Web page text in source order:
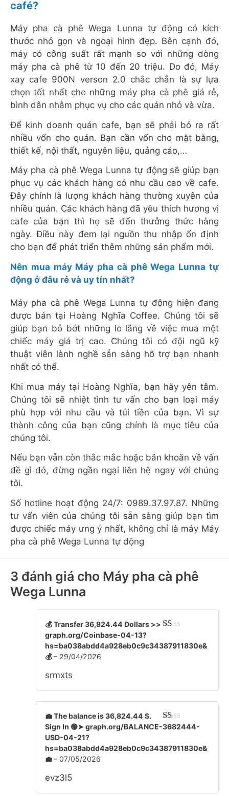
café?
Máy pha cà phê Wega Lunna tự động có kích
thước nhỏ gọn và ngoại hình đẹp. Bên cạnh đó,
máy có công suất rất mạnh so với những dòng
máy pha cà phê từ 10 đến 20 triệu. Do đó, Máy
xay cafe 900N verson 2.0 chắc chắn là sự lựa
chọn tốt nhất cho những máy pha cà phê giá rẻ,
bình dân nhằm phục vụ cho các quán nhỏ và vừa.
Để kinh doanh quán cafe, bạn sẽ phải bỏ ra rất
nhiều vốn cho quán. Bạn cần vốn cho mặt bằng,
thiết kế, nội thất, nguyên liệu, quảng cáo,…
Máy pha cà phê Wega Lunna tự động sẽ giúp bạn
phục vụ các khách hàng có nhu cầu cao về cafe.
Đây chính là lượng khách hàng thường xuyên của
nhiều quán. Các khách hàng đã yêu thích hương vị
cafe của bạn thì họ sẽ đến thưởng thức hàng
ngày. Điều này đem lại nguồn thu nhập ổn định
cho bạn để phát triển thêm những sản phẩm mới.
Nên mua máy Máy pha cà phê Wega Lunna tự
động ở đâu rẻ và uy tín nhất?
Máy pha cà phê Wega Lunna tự động hiện đang
được bán tại Hoàng Nghĩa Coffee. Chúng tôi sẽ
giúp bạn bỏ bớt những lo lắng về việc mua một
chiếc máy giá trị cao. Chúng tôi có đội ngũ kỹ
thuật viên lành nghề sẵn sàng hỗ trợ bạn nhanh
nhất có thể.
Khi mua máy tại Hoàng Nghĩa, bạn hãy yên tâm.
Chúng tôi sẽ nhiệt tình tư vấn cho bạn loại máy
phù hợp với nhu cầu và túi tiền của bạn. Vì sự
thành công của bạn cũng chính là mục tiêu của
chúng tôi.
Nếu bạn vẫn còn thắc mắc hoặc băn khoăn về vấn
đề gì đó, đừng ngần ngại liên hệ ngay với chúng
tôi.
Số hotline hoạt động 24/7: 0989.37.97.87. Những
tư vấn viên của chúng tôi sẵn sàng giúp bạn tìm
được chiếc máy ưng ý nhất, không chỉ là máy Máy
pha cà phê Wega Lunna tự động
3 đánh giá cho Máy pha cà phê
Wega Lunna
ượ
ng
sa
o
💰 Transfer 36,824.44 Dollars >>
graph.org/Coinbase-04-13?
hs=ba038abdd4a928eb0c9c34387911830e&
💰– 29/04/2026
srmxts
Đ
c
xế
💼 The balance is 36,824.44 $.
Sign In 🟢➤ graph.org/BALANCE-3682444-
USD-04-21?
hs=ba038abdd4a928eb0c9c34387911830e&
💼– 07/05/2026
evz3l5